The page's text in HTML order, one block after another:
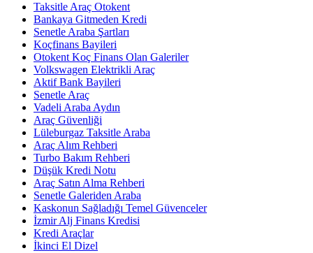
Taksitle Araç Otokent
Bankaya Gitmeden Kredi
Senetle Araba Şartları
Koçfinans Bayileri
Otokent Koç Finans Olan Galeriler
Volkswagen Elektrikli Araç
Aktif Bank Bayileri
Senetle Araç
Vadeli Araba Aydın
Araç Güvenliği
Lüleburgaz Taksitle Araba
Araç Alım Rehberi
Turbo Bakım Rehberi
Düşük Kredi Notu
Araç Satın Alma Rehberi
Senetle Galeriden Araba
Kaskonun Sağladığı Temel Güvenceler
İzmir Alj Finans Kredisi
Kredi Araçlar
İkinci El Dizel